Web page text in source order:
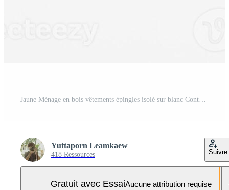
Yuttaporn Leamkaew
418 Ressources Suivre
Gratuit avec EssaiAucune attribution requise